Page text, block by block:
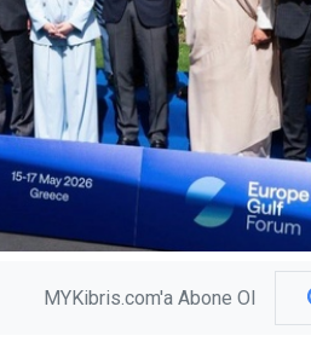
MYKibris.com'a Abone Ol